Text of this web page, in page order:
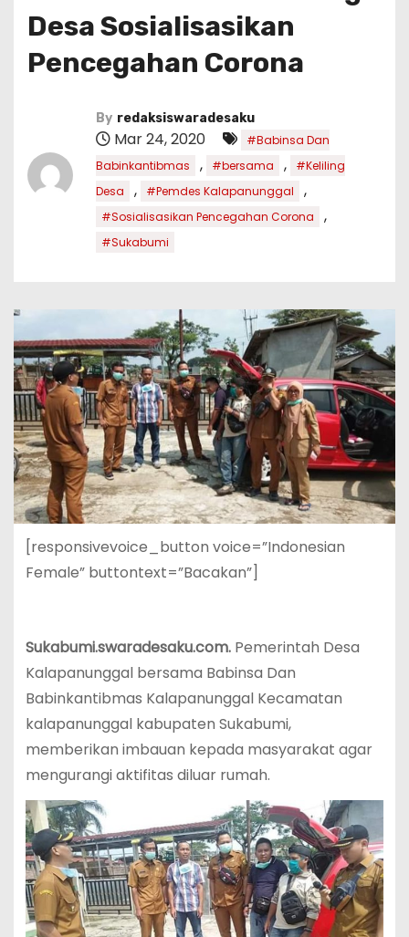
Desa Sosialisasikan
Pencegahan Corona
By redaksiswaradesaku
Mar 24, 2020
#Babinsa Dan
Babinkantibmas
, #bersama ,
#Keliling
Desa
, #Pemdes Kalapanunggal ,
#Sosialisasikan Pencegahan Corona ,
#Sukabumi
[responsivevoice_button voice=”Indonesian
Female” buttontext=”Bacakan”]
Sukabumi.swaradesaku.com. Pemerintah Desa
Kalapanunggal bersama Babinsa Dan
Babinkantibmas Kalapanunggal Kecamatan
kalapanunggal kabupaten Sukabumi,
memberikan imbauan kepada masyarakat agar
mengurangi aktifitas diluar rumah.